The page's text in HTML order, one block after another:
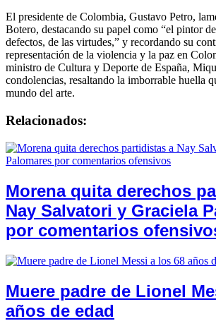
El presidente de Colombia, Gustavo Petro,
Botero, destacando su papel como “el pintor
defectos, de las virtudes,” y recordando su
representación de la violencia y la paz en
ministro de Cultura y Deporte de España,
condolencias, resaltando la imborrable huella
mundo del arte.
Relacionados:
Morena quita derechos
Nay Salvatori y Graciela
por comentarios
Muere padre de Lionel
años de edad